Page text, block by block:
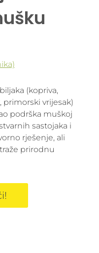
(kopriva,
primorski vrijesak)
podrška muškoj
sastojaka i
rješenje, ali
prirodnu